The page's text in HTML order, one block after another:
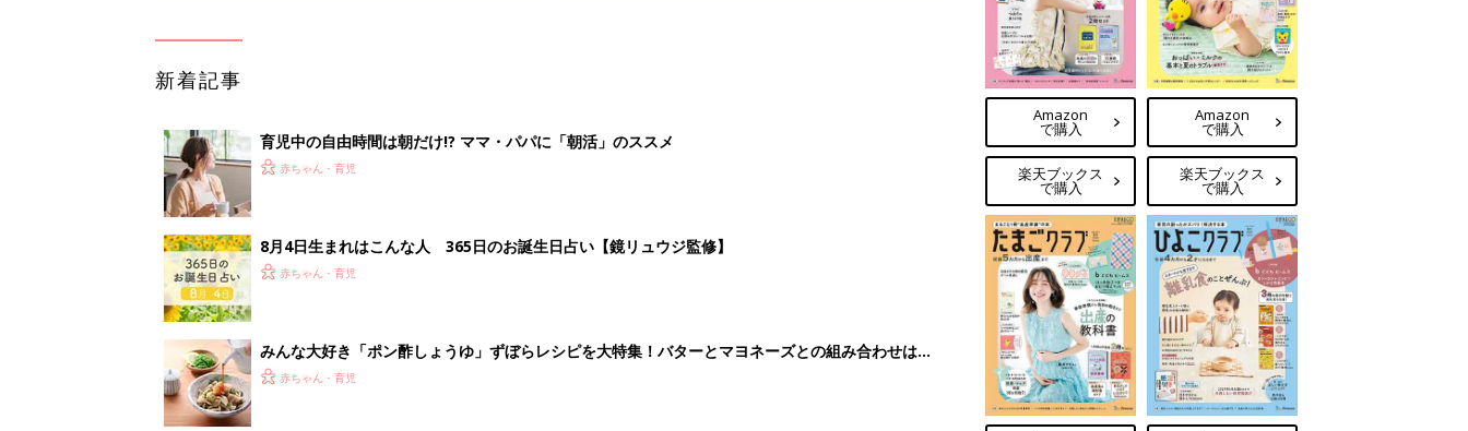
新着記事
育児中の自由時間は朝だけ!? ママ・パパに「朝活」のススメ
赤ちゃん・育児
8月4日生まれはこんな人 365日のお誕生日占い【鏡リュウジ監修】
赤ちゃん・育児
みんな大好き「ポン酢しょうゆ」ずぼらレシピを大特集！バターとマヨネーズとの組み合わせは栄
養学的にも最高⁉
赤ちゃん・育児
Amazon
で購入
楽天ブックス
で購入
Amazon
で購入
楽天ブックス
で購入